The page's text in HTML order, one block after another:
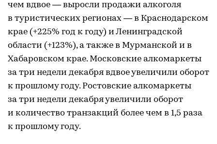
чем вдвое — выросли продажи алкоголя
в туристических регионах — в Краснодарском
крае (+225% год к году) и Ленинградской
области (+123%), а также в Мурманской и в
Хабаровском крае. Московские алкомаркеты
за три недели декабря вдвое увеличили оборот
к прошлому году. Ростовские алкомаркеты
за три недели декабря увеличили оборот
и количество транзакций более чем в 1,5 раза
к прошлому году.